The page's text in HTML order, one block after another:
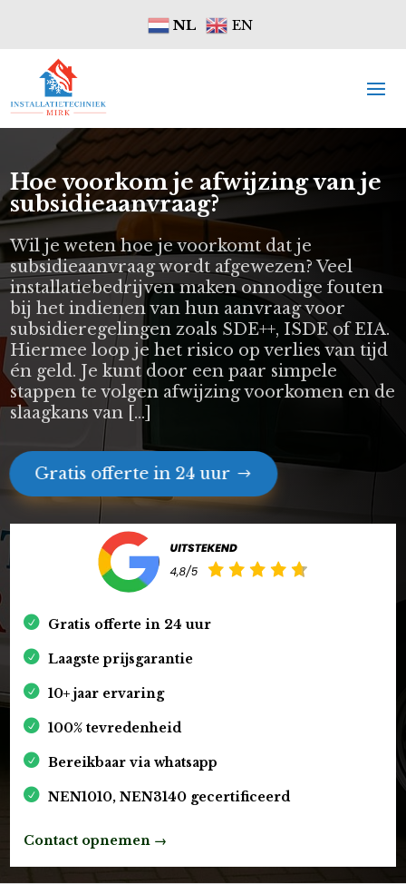
NL EN
Hoe voorkom je afwijzing van je
subsidieaanvraag?
Wil je weten hoe je voorkomt dat je
subsidieaanvraag wordt afgewezen? Veel
installatiebedrijven maken onnodige fouten
bij het indienen van hun aanvraag voor
subsidieregelingen zoals SDE++, ISDE of EIA.
Hiermee loop je het risico op verlies van tijd
én geld. Je kunt door een paar simpele
stappen te volgen afwijzing voorkomen en de
slaagkans van […]
Gratis offerte in 24 uur
Gratis offerte in 24 uur
Laagste prijsgarantie
10+ jaar ervaring
100% tevredenheid
Bereikbaar via whatsapp
NEN1010, NEN3140 gecertificeerd
Contact opnemen →